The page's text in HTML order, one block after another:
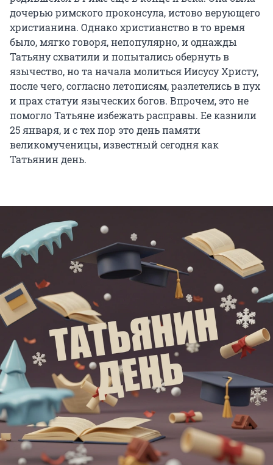
дочерью римского проконсула, истово верующего
христианина. Однако христианство в то время
было, мягко говоря, непопулярно, и однажды
Татьяну схватили и попытались обернуть в
язычество, но та начала молиться Иисусу Христу,
после чего, согласно летописям, разлетелись в пух
и прах статуи языческих богов. Впрочем, это не
помогло Татьяне избежать расправы. Ее казнили
25 января, и с тех пор это день памяти
великомученицы, известный сегодня как
Татьянин день.